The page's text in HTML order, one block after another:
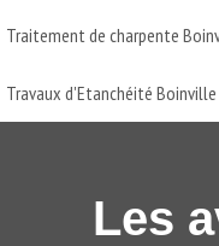
Traitement de charpente
Travaux d'Etanchéité Boinville
Les